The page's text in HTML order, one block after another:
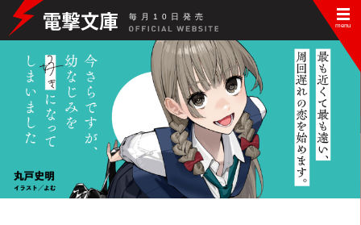
毎 月 10 日 発 売